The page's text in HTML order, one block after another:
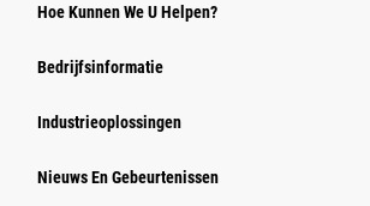
Hoe Kunnen We U Helpen?
Bedrijfsinformatie
Industrieoplossingen
Nieuws En Gebeurtenissen